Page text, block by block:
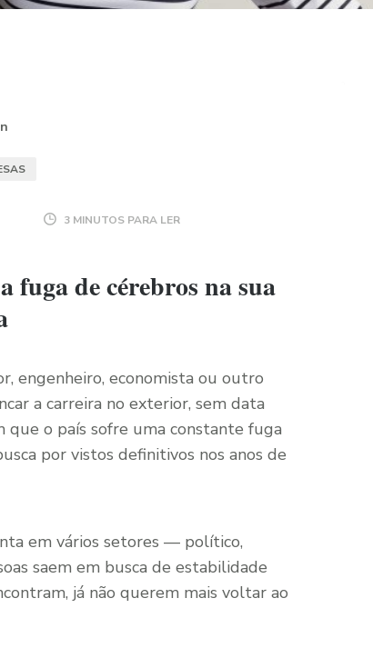
3 MINUTOS PARA LER
fuga de cérebros na sua
engenheiro, economista ou outro
a carreira no exterior, sem data
que o país sofre uma constante fuga
por vistos definitivos nos anos de
em vários setores — político,
saem em busca de estabilidade
já não querem mais voltar ao